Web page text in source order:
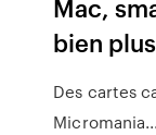
Mac,
bien
Des cartes